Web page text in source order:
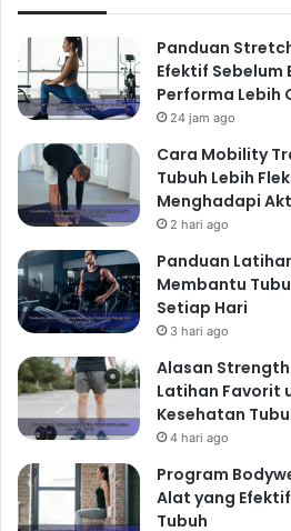
Panduan
Efektif
Performa Lebih
24 jam ago
Cara Mobility
Tubuh Lebih
Menghadapi
2 hari ago
Panduan
Membantu
Setiap Hari
3 hari ago
Alasan
Latihan Favorit
Kesehatan
4 hari ago
Program
Alat yang
Tubuh